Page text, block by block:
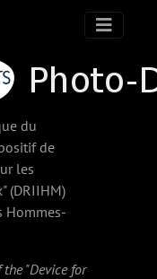
du
de
les
(DRIIHM)
Hommes-
"Device for